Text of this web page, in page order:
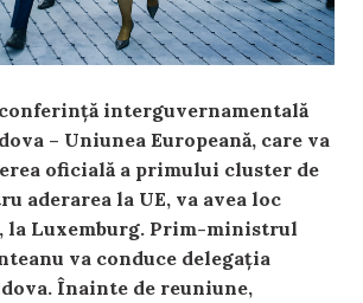
conferință interguvernamentală
– Uniunea Europeană, care va
oficială a primului cluster de
aderarea la UE, va avea loc
la Luxemburg. Prim-ministrul
va conduce delegația
Înainte de reuniune,